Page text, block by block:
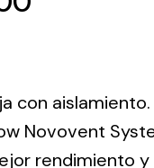
Solar lighting
Variety of solar
con
Novovent
rendimiento